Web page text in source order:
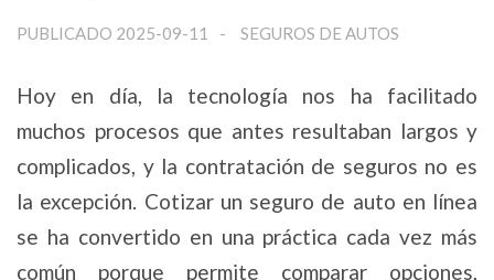
PUBLICADO 2025-09-11 SEGUROS DE AUTOS
Hoy en día, la tecnología nos ha facilitado
muchos procesos que antes resultaban largos y
complicados, y la contratación de seguros no es
la excepción. Cotizar un seguro de auto en línea
se ha convertido en una práctica cada vez más
común porque permite comparar opciones,